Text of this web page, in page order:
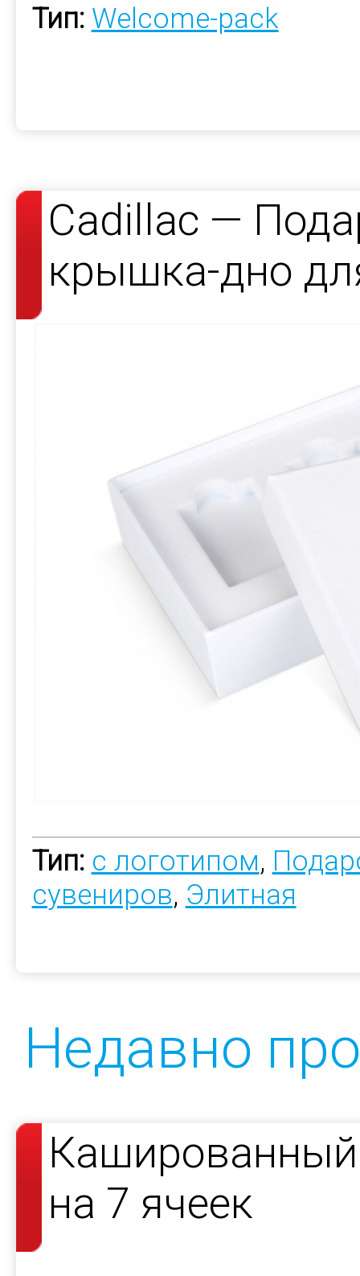
Тип: Welcome-pack
Cadillac —
крышка-дно
Тип: с логотипом,
сувениров, Элитная
Недавно
Кашированный
на 7 ячеек